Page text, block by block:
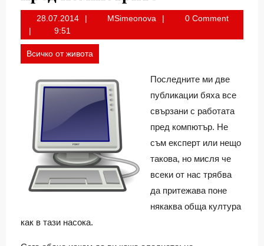
28.07.201428.07.2014MSimeonova MSimeonova0 Comment
9:51
Всичко от живота
Последните ми две
публикации бяха все
свързани с работата
пред компютър. Не
съм експерт или нещо
такова, но мисля че
всеки от нас трябва
да притежава поне
някаква обща култура
как в тази насока.